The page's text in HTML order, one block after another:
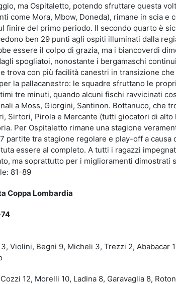
ma Ospitaletto, potendo sfruttare questa
come Mora, Mbow, Doneda), rimane in scia e
finire del primo periodo. Il secondo quarto è
ben 29 punti agli ospiti illuminati dalla
essere il colpo di grazia, ma i biancoverdi
spogliatoi, nonostante i bergamaschi
trova con più facilità canestri in transizione che
la pallacanestro: le squadre sfruttano le
tre minuti, quando alcuni fischi ravvicinati
a Moss, Giorgini, Santinon. Bottanuco, che
Sirtori, Pirola e Mercante (tutti giocatori di
Per Ospitaletto rimane una stagione
partite tra stagione regolare e play-off a
essere al completo. A tutti i ragazzi
ma soprattutto per i miglioramenti dimostrati
81-89
Coppa Lombardia
Violini, Begni 9, Micheli 3, Trezzi 2, Ababacar
12, Morelli 10, Ladina 8, Garavaglia 8,